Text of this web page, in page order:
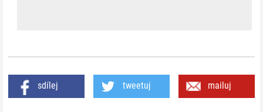
sdílej tweetuj mailuj